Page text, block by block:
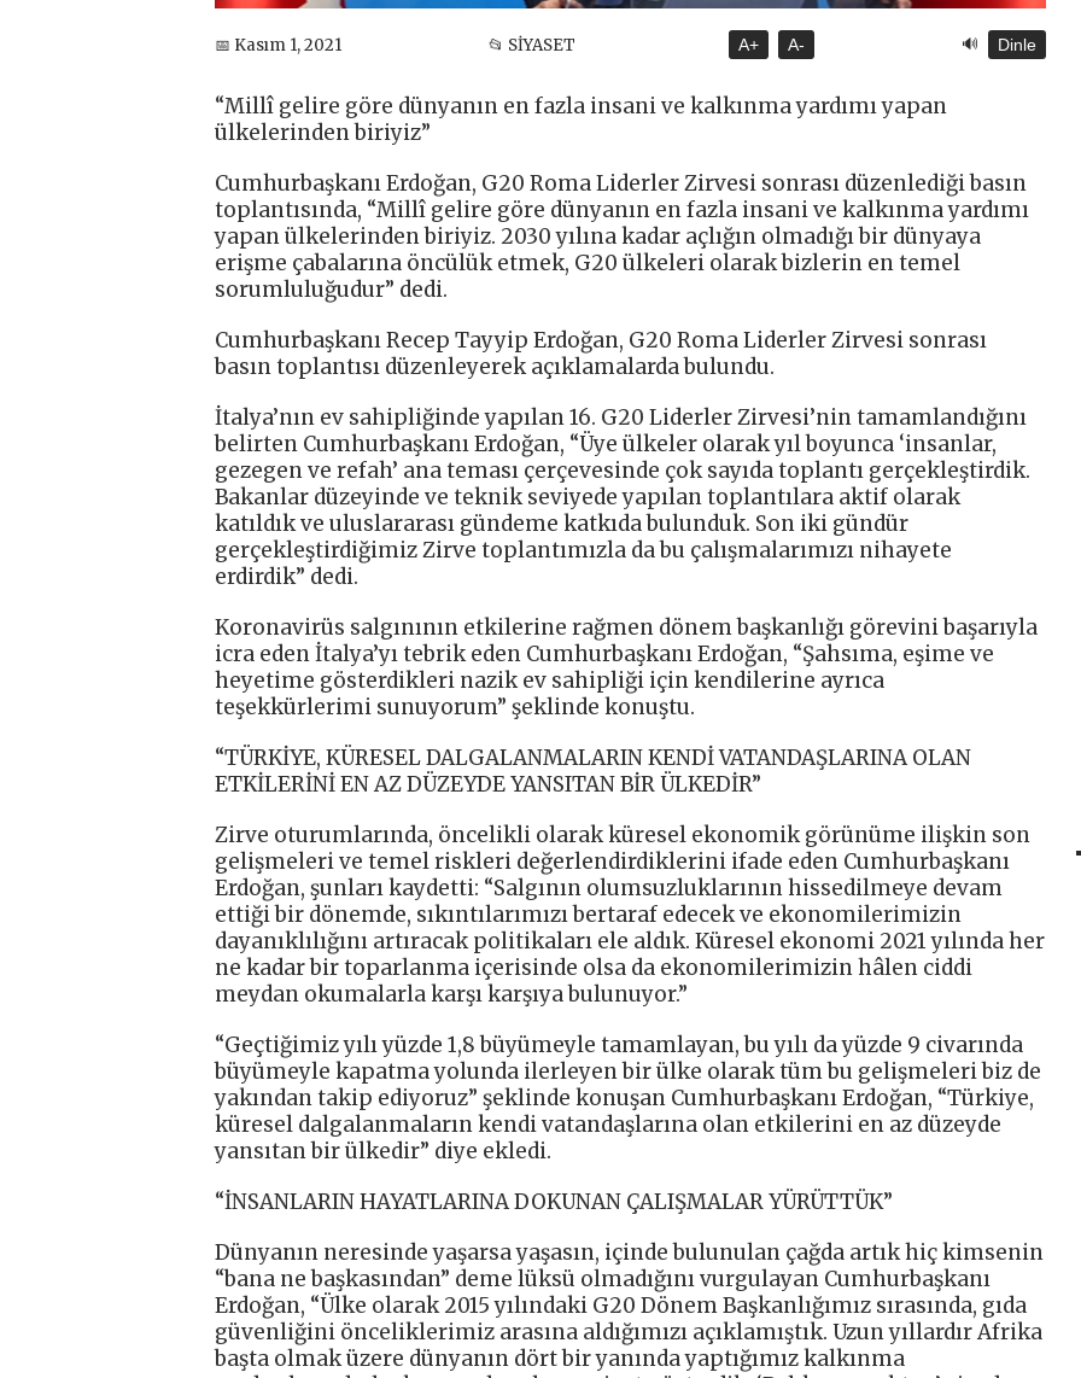
📅 Kasım 1, 2021 📂 SİYASET A+ A- 🔊 Dinle
“Millî gelire göre dünyanın en fazla insani ve kalkınma yardımı yapan
ülkelerinden biriyiz”
Cumhurbaşkanı Erdoğan, G20 Roma Liderler Zirvesi sonrası düzenlediği basın
toplantısında, “Millî gelire göre dünyanın en fazla insani ve kalkınma yardımı
yapan ülkelerinden biriyiz. 2030 yılına kadar açlığın olmadığı bir dünyaya
erişme çabalarına öncülük etmek, G20 ülkeleri olarak bizlerin en temel
sorumluluğudur” dedi.
Cumhurbaşkanı Recep Tayyip Erdoğan, G20 Roma Liderler Zirvesi sonrası
basın toplantısı düzenleyerek açıklamalarda bulundu.
İtalya’nın ev sahipliğinde yapılan 16. G20 Liderler Zirvesi’nin tamamlandığını
belirten Cumhurbaşkanı Erdoğan, “Üye ülkeler olarak yıl boyunca ‘insanlar,
gezegen ve refah’ ana teması çerçevesinde çok sayıda toplantı gerçekleştirdik.
Bakanlar düzeyinde ve teknik seviyede yapılan toplantılara aktif olarak
katıldık ve uluslararası gündeme katkıda bulunduk. Son iki gündür
gerçekleştirdiğimiz Zirve toplantımızla da bu çalışmalarımızı nihayete
erdirdik” dedi.
Koronavirüs salgınının etkilerine rağmen dönem başkanlığı görevini başarıyla
icra eden İtalya’yı tebrik eden Cumhurbaşkanı Erdoğan, “Şahsıma, eşime ve
heyetime gösterdikleri nazik ev sahipliği için kendilerine ayrıca
teşekkürlerimi sunuyorum” şeklinde konuştu.
“TÜRKİYE, KÜRESEL DALGALANMALARIN KENDİ VATANDAŞLARINA OLAN
ETKİLERİNİ EN AZ DÜZEYDE YANSITAN BİR ÜLKEDİR”
Zirve oturumlarında, öncelikli olarak küresel ekonomik görünüme ilişkin son
gelişmeleri ve temel riskleri değerlendirdiklerini ifade eden Cumhurbaşkanı
Erdoğan, şunları kaydetti: “Salgının olumsuzluklarının hissedilmeye devam
ettiği bir dönemde, sıkıntılarımızı bertaraf edecek ve ekonomilerimizin
dayanıklılığını artıracak politikaları ele aldık. Küresel ekonomi 2021 yılında her
ne kadar bir toparlanma içerisinde olsa da ekonomilerimizin hâlen ciddi
meydan okumalarla karşı karşıya bulunuyor.”
“Geçtiğimiz yılı yüzde 1,8 büyümeyle tamamlayan, bu yılı da yüzde 9 civarında
büyümeyle kapatma yolunda ilerleyen bir ülke olarak tüm bu gelişmeleri biz de
yakından takip ediyoruz” şeklinde konuşan Cumhurbaşkanı Erdoğan, “Türkiye,
küresel dalgalanmaların kendi vatandaşlarına olan etkilerini en az düzeyde
yansıtan bir ülkedir” diye ekledi.
“İNSANLARIN HAYATLARINA DOKUNAN ÇALIŞMALAR YÜRÜTTÜK”
Dünyanın neresinde yaşarsa yaşasın, içinde bulunulan çağda artık hiç kimsenin
“bana ne başkasından” deme lüksü olmadığını vurgulayan Cumhurbaşkanı
Erdoğan, “Ülke olarak 2015 yılındaki G20 Dönem Başkanlığımız sırasında, gıda
güvenliğini önceliklerimiz arasına aldığımızı açıklamıştık. Uzun yıllardır Afrika
başta olmak üzere dünyanın dört bir yanında yaptığımız kalkınma